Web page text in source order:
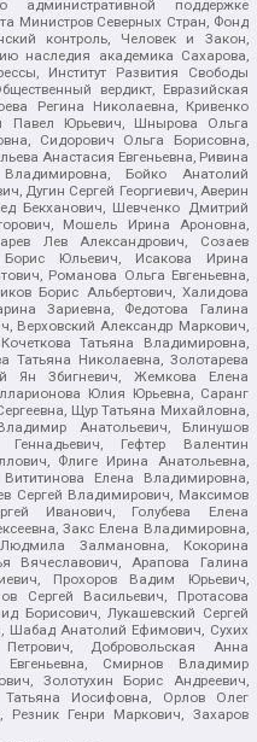
административной поддержке
Министров Северных Стран, Фонд
контроль, Человек и Закон,
наследия академика Сахарова,
Институт Развития Свободы
вердикт, Евразийская
Регина Николаевна, Кривенко
Павел Юрьевич, Шнырова Ольга
Сидорович Ольга Борисовна,
Анастасия Евгеньевна, Ривина
Бойко Анатолий
Дугин Сергей Георгиевич, Аверин
Бекханович, Шевченко Дмитрий
Мошель Ирина Ароновна,
Лев Александрович, Созаев
Борис Юльевич, Исакова Ирина
Романова Ольга Евгеньевна,
Борис Альбертович, Халидова
Зариевна, Федотова Галина
Верховский Александр Маркович,
Татьяна Владимировна,
Татьяна Николаевна, Золотарева
Ян Збигневич, Жемкова Елена
Юлия Юрьевна, Саранг
Щур Татьяна Михайловна,
Анатольевич, Блинушов
Гефтер Валентин
Флиге Ирина Анатольевна,
Елена Владимировна,
Сергей Владимирович, Максимов
Иванович, Голубева Елена
Закс Елена Владимировна,
Залмановна, Кокорина
Вячеславович, Арапова Галина
Прохоров Вадим Юрьевич,
Сергей Васильевич, Протасова
Борисович, Лукашевский Сергей
Шабад Анатолий Ефимович, Сухих
Добровольская Анна
Смирнов Владимир
Золотухин Борис Андреевич,
Иосифовна, Орлов Олег
Генри Маркович, Захаров